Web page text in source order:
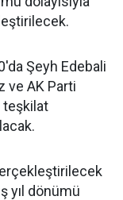
Şeyh Edebali
ve AK Parti
teşkilat
yıl dönümü